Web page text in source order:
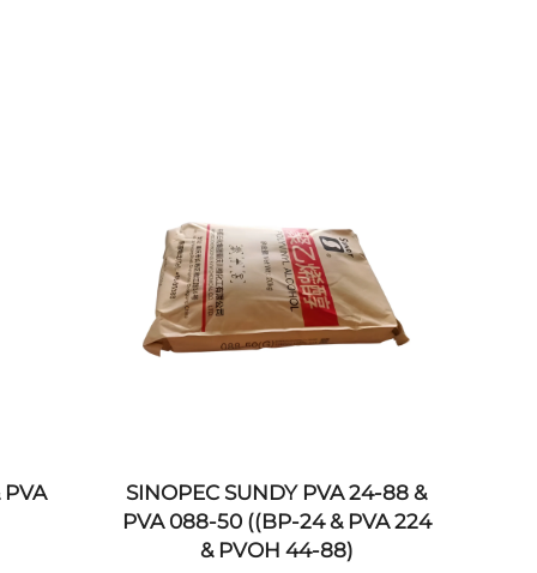
PVA
SINOPEC SUNDY PVA 24-88 &
PVA 088-50 ((BP-24 & PVA 224
& PVOH 44-88)